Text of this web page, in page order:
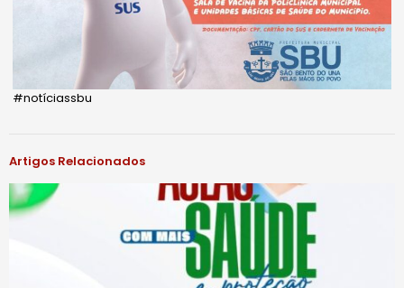
#notíciassbu
Artigos Relacionados